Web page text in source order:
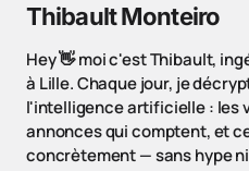
Thibault Monteiro
Hey 👋 moi c'est Thibault,
à Lille. Chaque jour, je
l'intelligence artificielle : les
annonces qui comptent, et
concrètement — sans hype